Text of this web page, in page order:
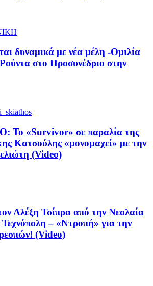
δυναμικά με νέα μέλη -Ομιλία
στο Προσυνέδριο στην
«Survivor» σε παραλία της
Κατσούλης «μονομαχεί» με την
(Video)
Αλέξη Τσίπρα από την Νεολαία
– «Ντροπή» για την
(Video)